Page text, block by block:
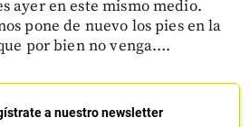
ayer en este mismo medio.
pone de nuevo los pies en la
por bien no venga….
a nuestro newsletter